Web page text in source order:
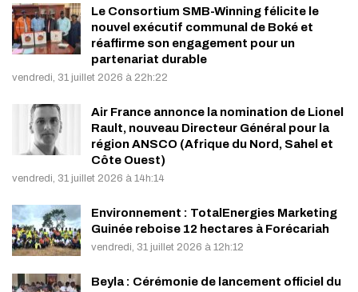
Le Consortium SMB-Winning félicite le
nouvel exécutif communal de Boké et
réaffirme son engagement pour un
partenariat durable
vendredi, 31 juillet 2026 à 22h:22
Air France annonce la nomination de Lionel
Rault, nouveau Directeur Général pour la
région ANSCO (Afrique du Nord, Sahel et
Côte Ouest)
vendredi, 31 juillet 2026 à 14h:14
Environnement : TotalEnergies Marketing
Guinée reboise 12 hectares à Forécariah
vendredi, 31 juillet 2026 à 12h:12
Beyla : Cérémonie de lancement officiel du